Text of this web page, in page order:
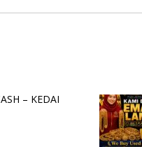
– KEDAI